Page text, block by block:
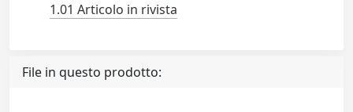
1.01 Articolo in rivista
File in questo prodotto: